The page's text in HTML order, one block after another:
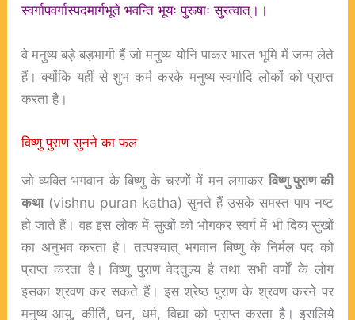
स्वर्गापवर्गास्पदमार्गभूते भवन्ति भूयः पुरूषाः सुरत्वात्।।
वे मनुष्य बड़े बड़भागी हैं जो मनुष्य योनि पाकर भारत भूमि में जन्म लेते
हैं। क्योंकि यहीं से शुभ कर्म करके मनुष्य स्वर्गादि लोकों को प्राप्त
करता है।
विष्णु पुराण सुनने का फल
जो व्यक्ति भगवान के बिष्णु के चरणों में मन लगाकर विष्णु पुराण की
कथा(vishnu puran katha) सुनते हैं उसके समस्त पाप नष्ट
हो जाते हैं। वह इस लोक में सुखों को भोगकर स्वर्ग में भी दिव्य सुखों
का अनुभव करता है। तत्पश्चात् भगवान बिष्णु के निर्मल पद को
प्राप्त करता है। विष्णु पुराण वेदतुल्य है तथा सभी वर्णों के लोग
इसका श्रवण कर सकते हैं। इस श्रेष्ठ पुराण के श्रवण करने पर
मनुष्य आयु, कीर्ति, धन, धर्म, विद्या को प्राप्त करता है। इसलिये